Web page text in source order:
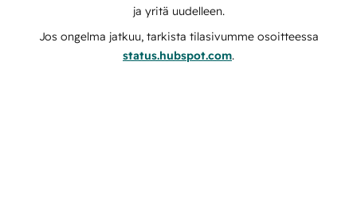
ja yritä uudelleen.
Jos ongelma jatkuu, tarkista tilasivumme osoitteessa
status.hubspot.com.